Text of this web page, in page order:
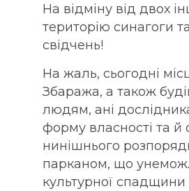
На відміну від двох
територію синагоги
свідчень!
На жаль, сьогодні
Збаража, а також
людям, ані
форму власності та й
нинішнього
парканом, що
культурної спадщини